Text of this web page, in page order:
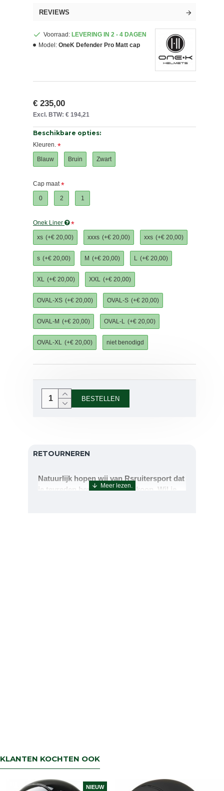
REVIEWS
Voorraad: LEVERING IN 2 - 4 DAGEN
Model: OneK Defender Pro Matt cap
€ 235,00
Excl. BTW: € 194,21
Beschikbare opties:
Kleuren.
Blauw Bruin Zwart
Cap maat
0 2 1
Onek Liner
xs (+€ 20,00) xxxs (+€ 20,00) xxs (+€ 20,00)
s (+€ 20,00) M (+€ 20,00) L (+€ 20,00)
XL (+€ 20,00) XXL (+€ 20,00)
OVAL-XS (+€ 20,00) OVAL-S (+€ 20,00)
OVAL-M (+€ 20,00) OVAL-L (+€ 20,00)
OVAL-XL (+€ 20,00) niet benodigd
BESTELLEN
RETOURNEREN
Natuurlijk hopen wij van Rsruitersport dat
je tevreden bent met uw aankoop. Wil je
KLANTEN KOCHTEN OOK
NIEUW